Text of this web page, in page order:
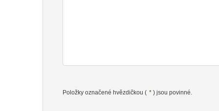
Položky označené hvězdičkou ( *) jsou povinné.